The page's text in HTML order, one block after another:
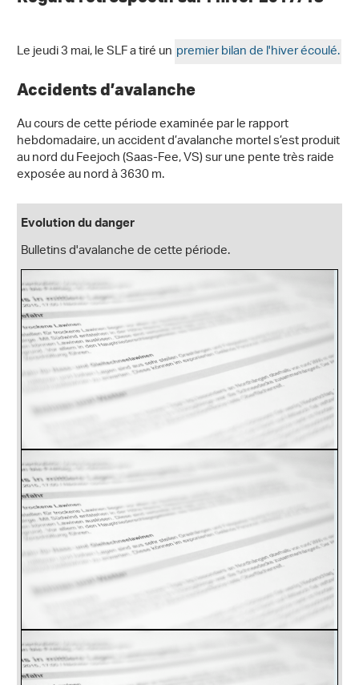
Le jeudi 3 mai, le SLF a tiré un premier bilan de l'hiver écoulé.
Accidents d’avalanche
Au cours de cette période examinée par le rapport
hebdomadaire, un accident d’avalanche mortel s’est produit
au nord du Feejoch (Saas-Fee, VS) sur une pente très raide
exposée au nord à 3630 m.
Evolution du danger
Bulletins d'avalanche de cette période.